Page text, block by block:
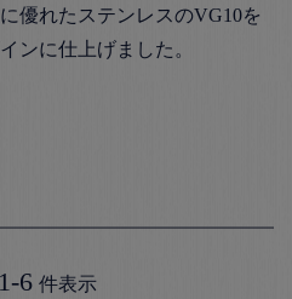
優れたステンレスのVG10を
ンに仕上げました。
1-6 件表示